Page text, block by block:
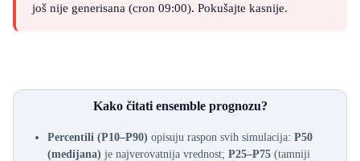
još nije generisana (cron 09:00). Pokušajte kasnije.
Kako čitati ensemble prognozu?
Percentili (P10–P90) opisuju raspon svih simulacija: P50
(medijana) je najverovatnija vrednost; P25–P75 (tamniji